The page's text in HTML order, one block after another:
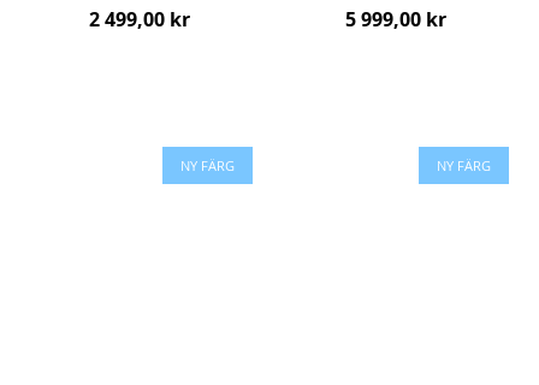
2 499,00 kr 5 999,00 kr
NY FÄRG NY FÄRG